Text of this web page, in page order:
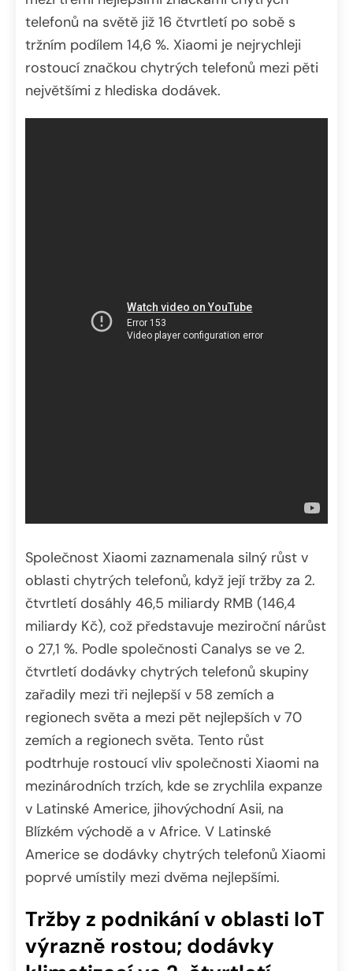
telefonů na světě již 16 čtvrtletí po sobě s
tržním podílem 14,6 %. Xiaomi je nejrychleji
rostoucí značkou chytrých telefonů mezi pěti
největšími z hlediska dodávek.
Společnost Xiaomi zaznamenala silný růst v
oblasti chytrých telefonů, když její tržby za 2.
čtvrtletí dosáhly 46,5 miliardy RMB (146,4
miliardy Kč), což představuje meziroční nárůst
o 27,1 %. Podle společnosti Canalys se ve 2.
čtvrtletí dodávky chytrých telefonů skupiny
zařadily mezi tři nejlepší v 58 zemích a
regionech světa a mezi pět nejlepších v 70
zemích a regionech světa. Tento růst
podtrhuje rostoucí vliv společnosti Xiaomi na
mezinárodních trzích, kde se zrychlila expanze
v Latinské Americe, jihovýchodní Asii, na
Blízkém východě a v Africe. V Latinské
Americe se dodávky chytrých telefonů Xiaomi
poprvé umístily mezi dvěma nejlepšími.
Tržby z podnikání v oblasti IoT
výrazně rostou; dodávky